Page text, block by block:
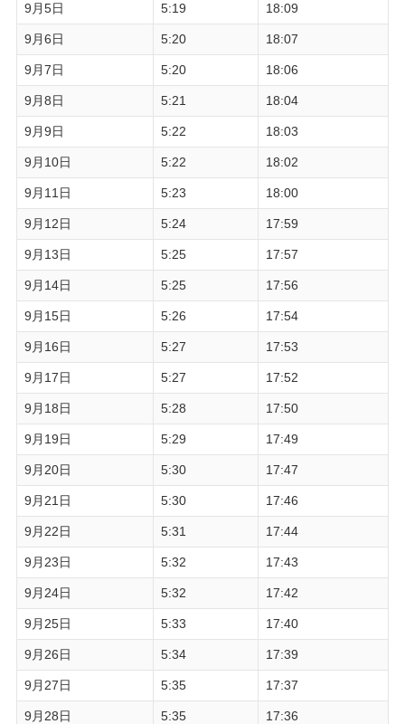
9月5日 5:19 18:09
9月6日 5:20 18:07
9月7日 5:20 18:06
9月8日 5:21 18:04
9月9日 5:22 18:03
9月10日 5:22 18:02
9月11日 5:23 18:00
9月12日 5:24 17:59
9月13日 5:25 17:57
9月14日 5:25 17:56
9月15日 5:26 17:54
9月16日 5:27 17:53
9月17日 5:27 17:52
9月18日 5:28 17:50
9月19日 5:29 17:49
9月20日 5:30 17:47
9月21日 5:30 17:46
9月22日 5:31 17:44
9月23日 5:32 17:43
9月24日 5:32 17:42
9月25日 5:33 17:40
9月26日 5:34 17:39
9月27日 5:35 17:37
9月28日 5:35 17:36